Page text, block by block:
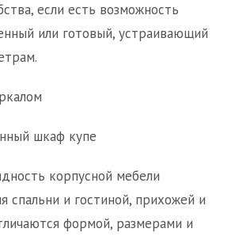
если есть возможность
или готовый, устраивающий
шкаф купе
корпусной мебели
спальни и гостиной, прихожей и
формой, размерами и